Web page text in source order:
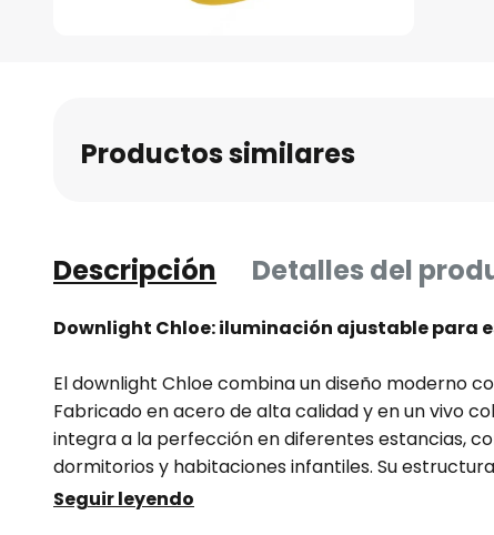
Productos similares
Descripción Detalles del
Downlight Chloe: iluminación ajustable para
El downlight Chloe combina un diseño moderno
Fabricado en acero de alta calidad y en un vivo
integra a la perfección en diferentes estancias,
dormitorios y habitaciones infantiles. Su
de forma precisa para crear diferentes ambientes
Seguir leyendo